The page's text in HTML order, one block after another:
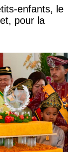
enfants, le
pour la